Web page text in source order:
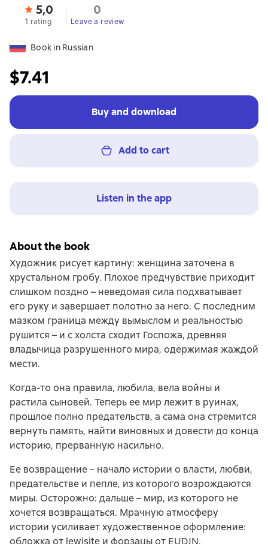
5,0
1 rating
0
Leave a review
Book in Russian
$7.41
Buy and download
Add to cart
Listen in the app
About the book
Художник рисует картину: женщина заточена в
хрустальном гробу. Плохое предчувствие приходит
слишком поздно – неведомая сила подхватывает
его руку и завершает полотно за него. С последним
мазком граница между вымыслом и реальностью
рушится – и с холста сходит Госпожа, древняя
владычица разрушенного мира, одержимая жаждой
мести.
Когда-то она правила, любила, вела войны и
растила сыновей. Теперь ее мир лежит в руинах,
прошлое полно предательств, а сама она стремится
вернуть память, найти виновных и довести до конца
историю, прерванную насильно.
Ее возвращение – начало истории о власти, любви,
предательстве и пепле, из которого возрождаются
миры. Осторожно: дальше – мир, из которого не
хочется возвращаться. Мрачную атмосферу
истории усиливает художественное оформление:
обложка от lewisite и форзацы от EUDJN.